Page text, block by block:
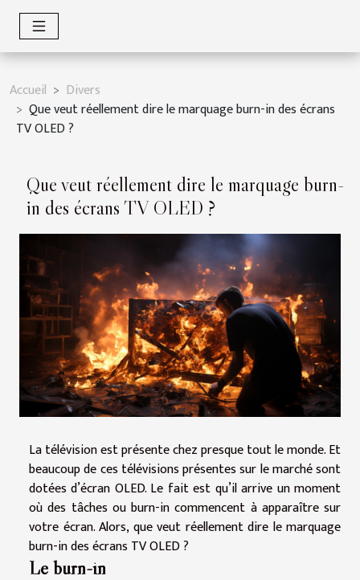
Accueil
Divers
Que veut réellement dire le marquage burn-in des écrans
TV OLED ?
Que veut réellement dire le marquage burn-
in des écrans TV OLED ?
La télévision est présente chez presque tout le monde. Et
beaucoup de ces télévisions présentes sur le marché sont
dotées d’écran OLED. Le fait est qu’il arrive un moment
où des tâches ou burn-in commencent à apparaître sur
votre écran. Alors, que veut réellement dire le marquage
burn-in des écrans TV OLED ?
Le burn-in